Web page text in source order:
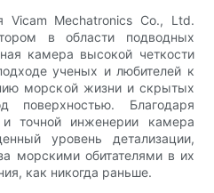
Vicam Mechatronics Co., Ltd.
в области подводных
камера высокой четкости
ученых и любителей к
морской жизни и скрытых
Благодаря
точной инженерии камера
уровень детализации,
морскими обитателями в их
как никогда раньше.